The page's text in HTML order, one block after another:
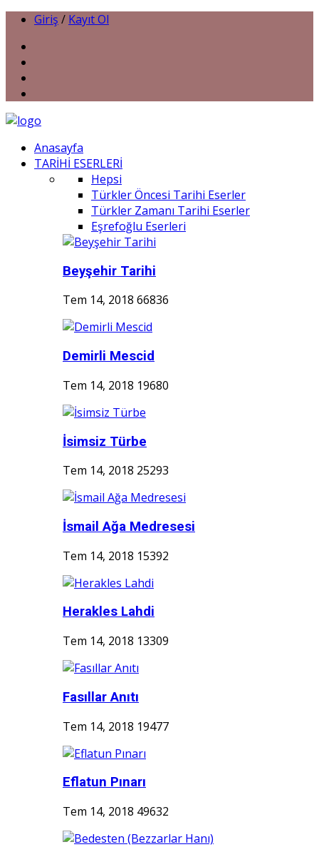
Giriş / Kayıt Ol
Anasayfa
TARİHİ ESERLERİ
Hepsi
Türkler Öncesi Tarihi Eserler
Türkler Zamanı Tarihi Eserler
Eşrefoğlu Eserleri
Beyşehir Tarihi
Tem 14, 2018 66836
Demirli Mescid
Tem 14, 2018 19680
İsimsiz Türbe
Tem 14, 2018 25293
İsmail Ağa Medresesi
Tem 14, 2018 15392
Herakles Lahdi
Tem 14, 2018 13309
Fasıllar Anıtı
Tem 14, 2018 19477
Eflatun Pınarı
Tem 14, 2018 49632